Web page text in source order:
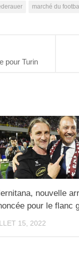
marché du football
pour Turin
nouvelle
pour le flanc
15, 2022